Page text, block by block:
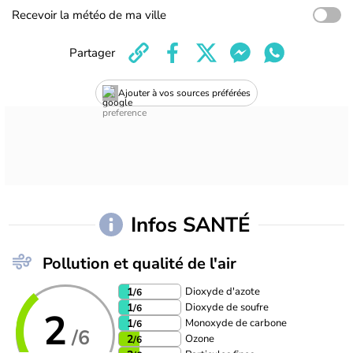
Recevoir la météo de ma ville
Ajouter à vos sources préférées
Partager
Infos SANTÉ
Pollution et qualité de l'air
2 /6
1/6 Dioxyde d'azote
1/6 Dioxyde de soufre
1/6 Monoxyde de carbone
2/6 Ozone